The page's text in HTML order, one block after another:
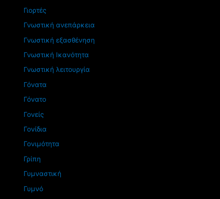
Γιορτές
Γνωστική ανεπάρκεια
Γνωστική εξασθένηση
Γνωστική Ικανότητα
Γνωστική λειτουργία
Γόνατα
Γόνατο
Γονείς
Γονίδια
Γονιμότητα
Γρίπη
Γυμναστική
Γυμνό